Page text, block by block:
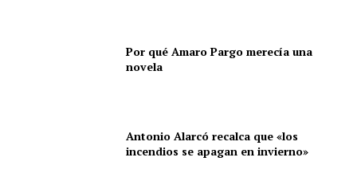
Por qué Amaro Pargo merecía una
novela
Antonio Alarcó recalca que «los
incendios se apagan en invierno»